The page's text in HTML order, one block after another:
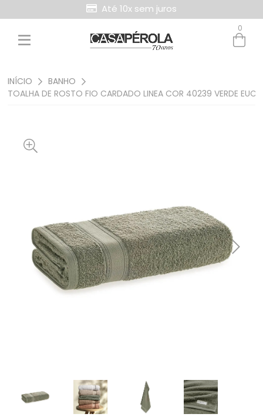
Até 10x sem juros
0
INÍCIO
BANHO
TOALHA DE ROSTO FIO CARDADO LINEA COR 40239 VERDE